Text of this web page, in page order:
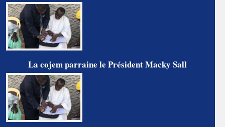
La cojem parraine le Président Macky Sall